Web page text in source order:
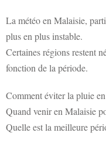
La météo en Malaisie,
plus en plus instable.
Certaines régions restent
fonction de la période.
Comment éviter la pluie
Quand venir en Malaisie
Quelle est la meilleure